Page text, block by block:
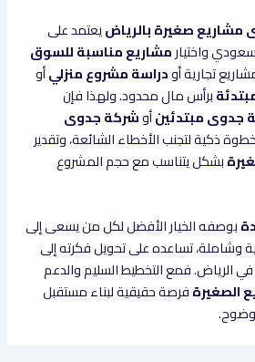
مشاريع صغيرة بالرياضيعتمد على
واختيارمشاريع مناسبة للسوق
تجارية أودراسة مشروع منزليأو
برأس مال محدود. ولهذا فإن
جدوى مبتدئينأوشركة جدوى
ذكية لتجنب الأخطاء الشائعة، وتقدير
بشكل يتناسب مع حجم المشروع
بوصفه الخيار الأفضل لكل من يسعى إلى
وشاملة، تساعده على تحويل فكرته إلى
الرياض. فمع التخطيط السليم والدعم
الصغيرةفرصة حقيقية لبناء مستقبل